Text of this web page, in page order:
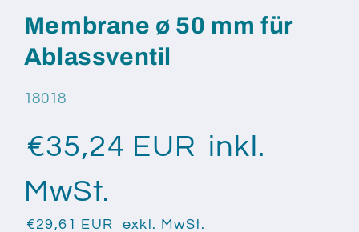
modale
Membrane ø 50 mm für
Ablassventil
SKU:
18018
€35,24 EUR inkl.
MwSt.
€29,61 EUR exkl. MwSt.